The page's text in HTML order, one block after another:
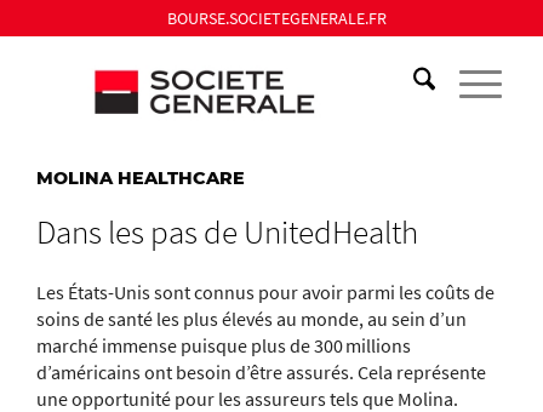
BOURSE.SOCIETEGENERALE.FR
MOLINA HEALTHCARE
Dans les pas de UnitedHealth
Les États-Unis sont connus pour avoir parmi les coûts de
soins de santé les plus élevés au monde, au sein d’un
marché immense puisque plus de 300 millions
d’américains ont besoin d’être assurés. Cela représente
une opportunité pour les assureurs tels que Molina.